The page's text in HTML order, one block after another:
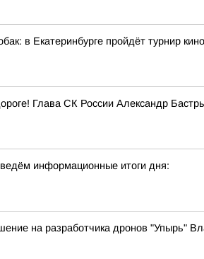
в Екатеринбурге пройдёт турнир
Глава СК России Александр
информационные итоги дня:
на разработчика дронов "Упырь"